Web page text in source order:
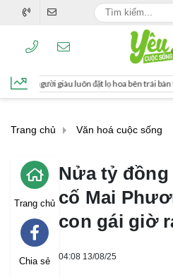
hoa bên trái bàn thờ, nếu đặt bên phải thì sao?
Trang chủ Văn hoá cuộc sống
Trang chủ
Chia sẻ
Nửa tỷ
cố Mai
con gái giờ
04:08 13/08/25